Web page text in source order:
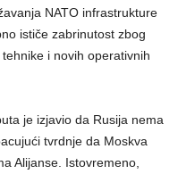
NATO infrastrukture
ističe zabrinutost zbog
i novih operativnih
je izjavio da Rusija nema
tvrdnje da Moskva
Alijanse. Istovremeno,